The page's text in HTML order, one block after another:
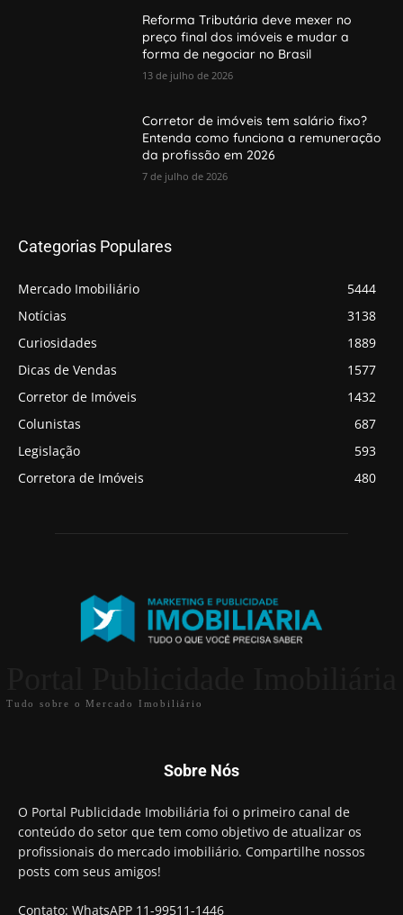
Reforma Tributária deve mexer no
preço final dos imóveis e mudar a
forma de negociar no Brasil
13 de julho de 2026
Corretor de imóveis tem salário fixo?
Entenda como funciona a remuneração
da profissão em 2026
7 de julho de 2026
Categorias Populares
Mercado Imobiliário
5444
Notícias
3138
Curiosidades
1889
Dicas de Vendas
1577
Corretor de Imóveis
1432
Colunistas
687
Legislação
593
Corretora de Imóveis
480
Tudo sobre o Mercado Imobiliário
Sobre Nós
O Portal Publicidade Imobiliária foi o primeiro canal de
conteúdo do setor que tem como objetivo de atualizar os
profissionais do mercado imobiliário. Compartilhe nossos
posts com seus amigos!
Contato: WhatsAPP 11-99511-1446